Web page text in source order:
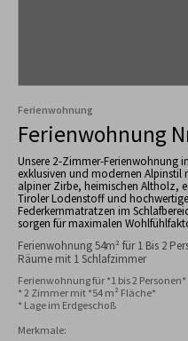
Ferienwohnung
Ferienwohnung
Unsere 2-Zimmer-Ferienwohnung
exklusiven und modernen Alpinstil
alpiner Zirbe, heimischen Altholz,
Tiroler Lodenstoff und
Federkernmatratzen im
sorgen für maximalen
Ferienwohnung 54m² für 1 Bis 2
Räume mit 1 Schlafzimmer
Ferienwohnung für *1 bis 2 Personen*
* 2 Zimmer mit *54 m² Fläche*
* Lage im Erdgeschoß
Merkmale: